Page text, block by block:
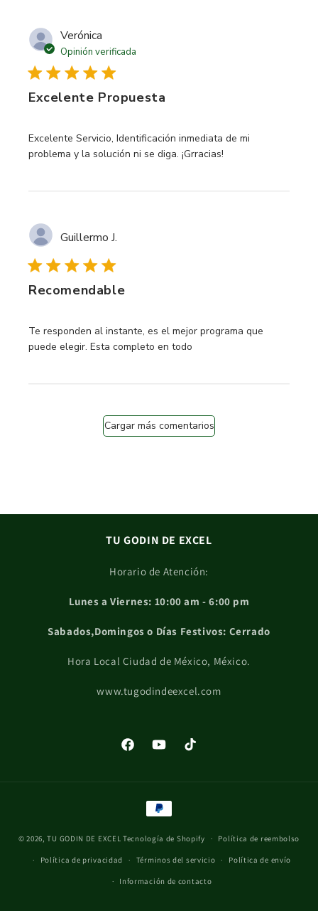
Verónica
Opinión verificada
Excelente Propuesta
Excelente Servicio, Identificación inmediata de mi
problema y la solución ni se diga. ¡Grracias!
read more about review content Excelente Servicio,
Guillermo J.
Recomendable
Te responden al instante, es el mejor programa que
puede elegir. Esta completo en todo
read more about review content Te responden al
Cargar más comentarios
TU GODIN DE EXCEL
Horario de Atención:
Lunes a Viernes: 10:00 am - 6:00 pm
Sabados,Domingos o Días Festivos: Cerrado
Hora Local Ciudad de México, México.
www.tugodindeexcel.com
FacebookYouTubeTikTok
Formas
pago
© 2026,TU GODIN DE EXCEL Tecnología de Shopify Política de reembolso
Política de privacidad Términos del servicio Política de envío
Información de contacto